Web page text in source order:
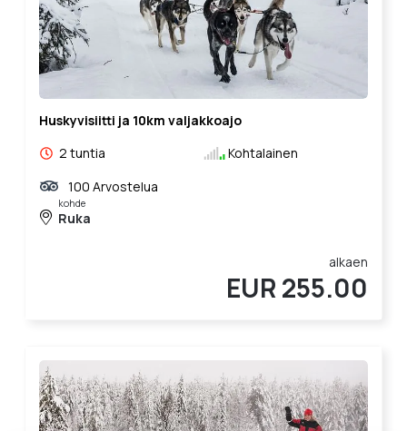
Huskyvisiitti ja 10km valjakkoajo
2 tuntia
Kohtalainen
100 Arvostelua
kohde
Ruka
alkaen
EUR 255.00